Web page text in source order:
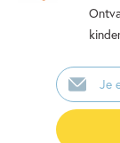
E-
mailadres